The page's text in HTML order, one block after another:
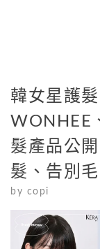
韓女星護
WONHEE
髮產品公
髮、告別
by copi